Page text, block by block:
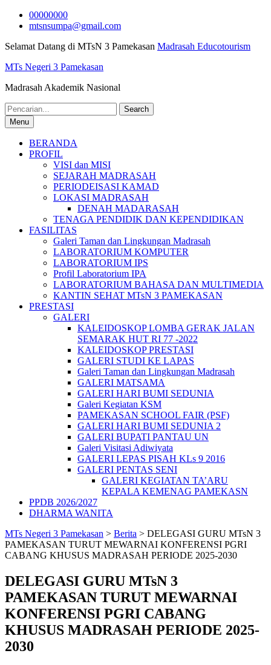
Skip
00000000
mtsnsumpa@gmail.com
Selamat Datang di MTsN 3 Pamekasan Madrasah Educotourism
MTs Negeri 3 Pamekasan
Madrasah Akademik Nasional
Search
for:Menu
BERANDA
PROFIL
VISI dan MISI
SEJARAH MADRASAH
PERIODEISASI KAMAD
LOKASI MADRASAH
DENAH MADARASAH
TENAGA PENDIDIK DAN KEPENDIDIKAN
FASILITAS
Galeri Taman dan Lingkungan Madrasah
LABORATORIUM KOMPUTER
LABORATORIUM IPS
Profil Laboratorium IPA
LABORATORIUM BAHASA DAN MULTIMEDIA
KANTIN SEHAT MTsN 3 PAMEKASAN
PRESTASI
GALERI
KALEIDOSKOP LOMBA GERAK JALAN
SEMARAK HUT RI 77 -2022
KALEIDOSKOP PRESTASI
GALERI STUDI KE LAPAS
Galeri Taman dan Lingkungan Madrasah
GALERI MATSAMA
GALERI HARI BUMI SEDUNIA
Galeri Kegiatan KSM
PAMEKASAN SCHOOL FAIR (PSF)
GALERI HARI BUMI SEDUNIA 2
GALERI BUPATI PANTAU UN
Galeri Visitasi Adiwiyata
GALERI LEPAS PISAH KLs 9 2016
GALERI PENTAS SENI
GALERI KEGIATAN TA’ARU
KEPALA KEMENAG PAMEKASN
PPDB 2026/2027
DHARMA WANITA
MTs Negeri 3 Pamekasan > Berita > DELEGASI GURU MTsN 3
PAMEKASAN TURUT MEWARNAI KONFERENSI PGRI
CABANG KHUSUS MADRASAH PERIODE 2025-2030
DELEGASI GURU MTsN 3
PAMEKASAN TURUT MEWARNAI
KONFERENSI PGRI CABANG
KHUSUS MADRASAH PERIODE 2025-
2030